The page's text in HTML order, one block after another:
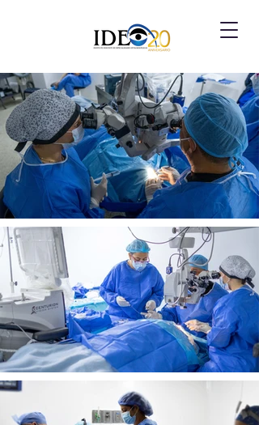
INNOVACIÓN, DOCENCIA, VOCACIÓN.
DEDICADOS
A LA
SALUD VISUAL
Somos una clínica oftalmológica e institución
docente en Maracaibo, Venezuela, dedicada a
la salud visual a través de consultas, estudios